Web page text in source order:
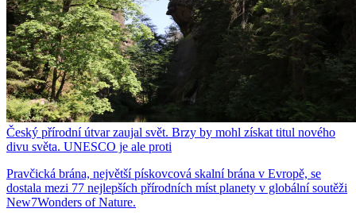
Český přírodní útvar zaujal svět. Brzy by mohl získat titul nového
divu světa. UNESCO je ale proti
Pravčická brána, největší pískovcová skalní brána v Evropě, se
dostala mezi 77 nejlepších přírodních míst planety v globální soutěži
New7Wonders of Nature.